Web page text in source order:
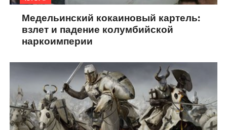
Медельинский кокаиновый картель:
взлет и падение колумбийской
наркоимперии